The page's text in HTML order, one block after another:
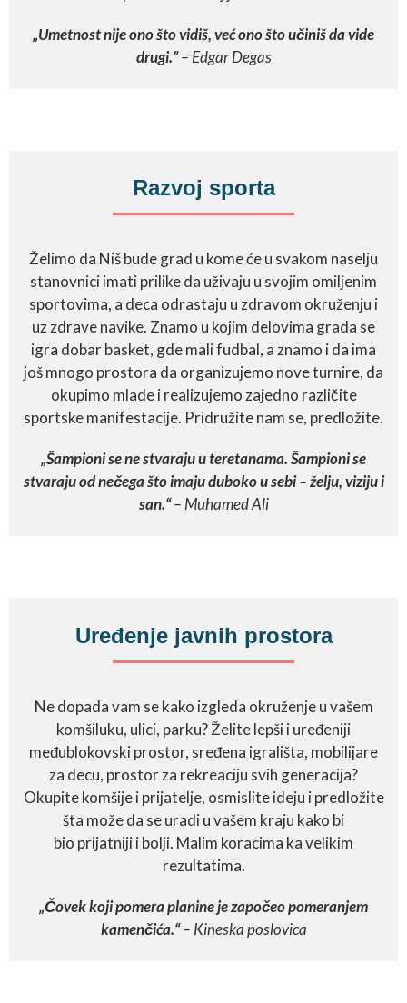
„Umetnost nije ono što vidiš, već ono što učiniš da vide
drugi.”– Edgar Degas
Razvoj sporta
Želimo da Niš bude grad u kome će u svakom naselju
stanovnici imati prilike da uživaju u svojim omiljenim
sportovima, a deca odrastaju u zdravom okruženju i
uz zdrave navike. Znamo u kojim delovima grada se
igra dobar basket, gde mali fudbal, a znamo i da ima
još mnogo prostora da organizujemo nove turnire, da
okupimo mlade i realizujemo zajedno različite
sportske manifestacije. Pridružite nam se, predložite.
„Šampioni se ne stvaraju u teretanama. Šampioni se
stvaraju od nečega što imaju duboko u sebi –želju, viziju i
san.“– Muhamed Ali
Uređenje javnih prostora
Ne dopada vam se kako izgleda okruženje u vašem
komšiluku, ulici, parku? Želite lepši i uređeniji
međublokovski prostor, sređena igrališta, mobilijare
za decu, prostor za rekreaciju svih generacija?
Okupite komšije i prijatelje, osmislite ideju i predložite
šta može da se uradi u vašem kraju kako bi
bio prijatniji i bolji. Malim koracima ka velikim
rezultatima.
„Čovek koji pomera planine je započeo pomeranjem
kamenčića.“– Kineska poslovica